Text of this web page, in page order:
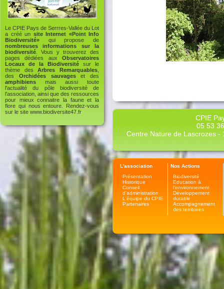
Le CPIE Pays de Serrres-Vallée du Lot
a créé un site Internet «Point Info
Biodiversité» qui propose de
nombreuses informations sur la
biodiversité . Vous y trouverez des
pages dédiées aux Observatoires
Locaux de la Biodiversité sur le
thème desArbres Remarquables
des Orchidées sauvageset des
amphibiens mais aussi toute
l'actualité du pôle biodiversité de
l'association, ainsi que des ressources
pour mieux connaitre la faune et la
flore qui nous entoure. Rendez-vous
sur le site www.biodiversite47.fr
CPIE
05 53
Centre Nature de Lascrozes -
L'association
Présentation
Historique
Conseil
d'administration
L'équipe du CPIE
Partenaires
Nos Actions
Biodiversité
Education à
l'environnement
Développement
durable
Accompagnement
des territoires